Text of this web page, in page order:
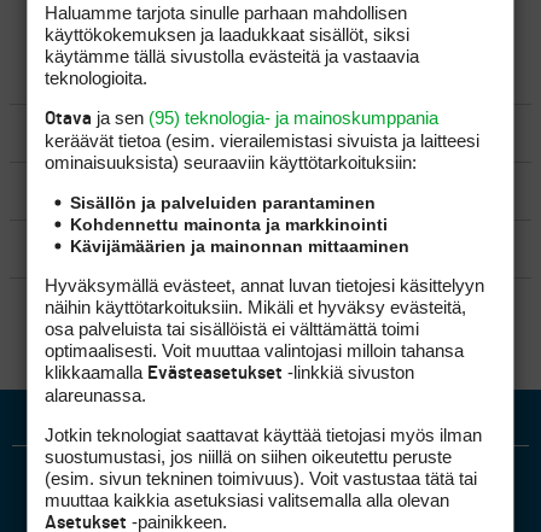
YLEISTÄ
VÄLINEET
MATKAILU
KILPAGOLF & HARJOITTELU
SÄÄNNÖT
Haluamme tarjota sinulle parhaan mahdollisen
käyttökokemuksen ja laadukkaat sisällöt, siksi
käytämme tällä sivustolla evästeitä ja vastaavia
teknologioita.
Otava ja sen (95) teknologia- ja mainoskumppania
keräävät tietoa (esim. vierailemis­tasi sivuista ja laitteesi
ominaisuuk­sista) seuraaviin käyttötarkoituksiin:
Sisällön ja palveluiden parantaminen
Kohdennettu mainonta ja markkinointi
Kävijämäärien ja mainonnan mittaaminen
Hyväksymällä evästeet, annat luvan tietojesi käsittelyyn
näihin käyttötarkoituksiin. Mikäli et hyväksy evästeitä,
osa palveluista tai sisällöistä ei välttämättä toimi
optimaalisesti. Voit muuttaa valintojasi milloin tahansa
klikkaamalla Evästeasetukset -linkkiä sivuston
alareunassa.
Jotkin teknologiat saattavat käyttää tietojasi myös ilman
suostumustasi, jos niillä on siihen oikeutettu peruste
(esim. sivun tekninen toimivuus). Voit vastustaa tätä tai
muuttaa kaikkia asetuksiasi valitsemalla alla olevan
Asetukset -painikkeen.